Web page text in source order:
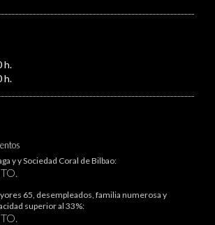
h.
h.
y y Sociedad Coral de Bilbao:
65, desempleados, familia numerosa y
superior al 33%: